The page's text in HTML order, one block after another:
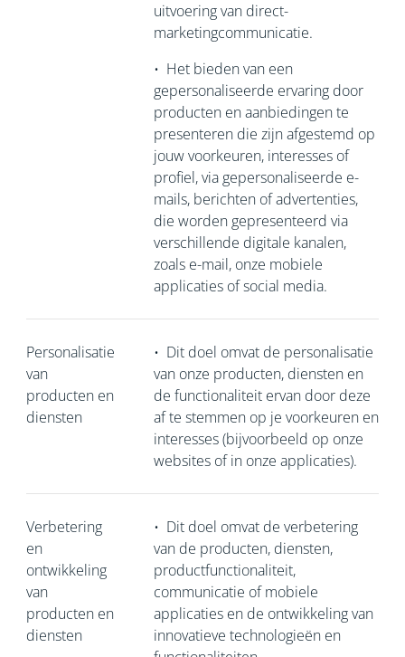
uitvoering van direct-
marketingcommunicatie.
• Het bieden van een
gepersonaliseerde ervaring door
producten en aanbiedingen te
presenteren die zijn afgestemd op
jouw voorkeuren, interesses of
profiel, via gepersonaliseerde e-
mails, berichten of advertenties,
die worden gepresenteerd via
verschillende digitale kanalen,
zoals e-mail, onze mobiele
applicaties of social media.
Personalisatie
van
producten en
diensten
• Dit doel omvat de personalisatie
van onze producten, diensten en
de functionaliteit ervan door deze
af te stemmen op je voorkeuren en
interesses (bijvoorbeeld op onze
websites of in onze applicaties).
Verbetering
en
ontwikkeling
van
producten en
diensten
• Dit doel omvat de verbetering
van de producten, diensten,
productfunctionaliteit,
communicatie of mobiele
applicaties en de ontwikkeling van
innovatieve technologieën en